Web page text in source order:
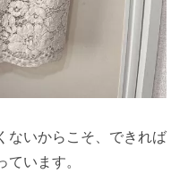
ないからこそ、できれば
います。